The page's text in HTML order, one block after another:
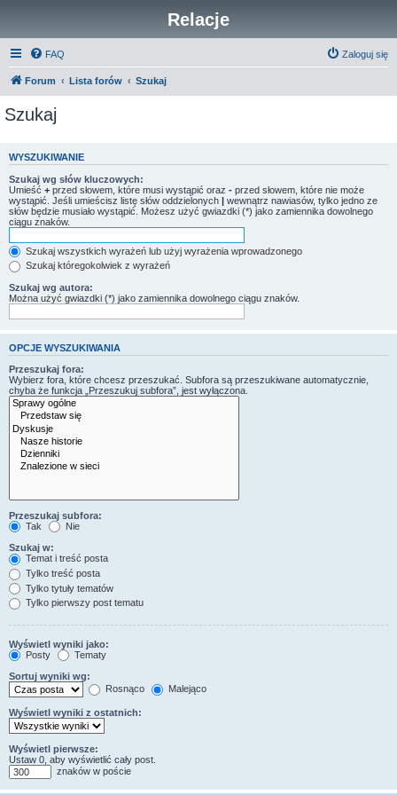
Relacje
FAQ Zaloguj się
Forum Lista forów Szukaj
Szukaj
WYSZUKIWANIE
Szukaj wg słów kluczowych:
Umieść + przed słowem, które musi wystąpić oraz - przed słowem, które nie może
wystąpić. Jeśli umieścisz listę słów oddzielonych | wewnątrz nawiasów, tylko jedno ze
słów będzie musiało wystąpić. Możesz użyć gwiazdki (*) jako zamiennika dowolnego
ciągu znaków.
Szukaj wszystkich wyrażeń lub użyj wyrażenia wprowadzonego
Szukaj któregokolwiek z wyrażeń
Szukaj wg autora:
Można użyć gwiazdki (*) jako zamiennika dowolnego ciągu znaków.
OPCJE WYSZUKIWANIA
Przeszukaj fora:
Wybierz fora, które chcesz przeszukać. Subfora są przeszukiwane automatycznie,
chyba że funkcja „Przeszukuj subfora”, jest wyłączona.
Przeszukaj subfora:
Tak
Nie
Szukaj w:
Temat i treść posta
Tylko treść posta
Tylko tytuły tematów
Tylko pierwszy post tematu
Wyświetl wyniki jako:
Posty
Tematy
Sortuj wyniki wg:
Rosnąco
Malejąco
Wyświetl wyniki z ostatnich:
Wyświetl pierwsze:
Ustaw 0, aby wyświetlić cały post.
znaków w poście